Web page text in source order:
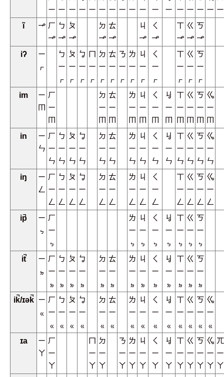
ㄧ ㄧ ㄧ ㄧ ㄧ ㄧ ㄧ ㄧ ㄧ ㄧ
ㄧ
ㄧ ㄧ ㄧ ㄧ ㄧ ㄧ
ĩ
ㆪ ㄏ
ㆪ
ㄅ
ㆪ
ㄆ
ㆪ
ㄉ
ㆪ
ㄊ
ㆪ
ㄐ
ㆪ
ㄑ
ㆪ
ㄒ
ㆪ
ㄍ
ㆪ
ㄎ
ㆪ
iʔ
ㄧ
ㆷ
ㄅ
ㄧ
ㆷ
ㄆ
ㄧ
ㆷ
ㆠ
ㄧ
ㆷ
ㄇ
ㄧ
ㆷ
ㄉ
ㄧ
ㆷ
ㄊ
ㄧ
ㆷ
ㄋ
ㄧ
ㆷ
ㄌ
ㄧ
ㆷ
ㄐ
ㄧ
ㆷ
ㄑ
ㄧ
ㆷ
ㄒ
ㄧ
ㆷ
ㄍ
ㄧ
ㆷ
ㄎ
ㄧ
ㆷ
im
ㄧ
ㆬ
ㄏ
ㄧ
ㆬ
ㄉ
ㄧ
ㆬ
ㄊ
ㄧ
ㆬ
ㄌ
ㄧ
ㆬ
ㄐ
ㄧ
ㆬ
ㄑ
ㄧ
ㆬ
ㆢ
ㄧ
ㆬ
ㄒ
ㄧ
ㆬ
ㄍ
ㄧ
ㆬ
ㄎ
ㄧ
ㆬ
ㆣ
ㄧ
ㆬ
in
ㄧ
ㄣ
ㄏ
ㄧ
ㄣ
ㄅ
ㄧ
ㄣ
ㄆ
ㄧ
ㄣ
ㆠ
ㄧ
ㄣ
ㄉ
ㄧ
ㄣ
ㄊ
ㄧ
ㄣ
ㄌ
ㄧ
ㄣ
ㄐ
ㄧ
ㄣ
ㄑ
ㄧ
ㄣ
ㆢ
ㄧ
ㄣ
ㄒ
ㄧ
ㄣ
ㄍ
ㄧ
ㄣ
ㄎ
ㄧ
ㄣ
ㆣ
ㄧ
ㄣ
iŋ
ㄧ
ㄥ
ㄏ
ㄧ
ㄥ
ㄅ
ㄧ
ㄥ
ㄆ
ㄧ
ㄥ
ㆠ
ㄧ
ㄥ
ㄉ
ㄧ
ㄥ
ㄊ
ㄧ
ㄥ
ㄌ
ㄧ
ㄥ
ㄐ
ㄧ
ㄥ
ㄑ
ㄧ
ㄥ
ㄒ
ㄧ
ㄥ
ㄍ
ㄧ
ㄥ
ㄎ
ㄧ
ㄥ
ㆣ
ㄧ
ㄥ
ip̚
ㄧ
ㆴ
ㄏ
ㄧ
ㆴ
ㄌ
ㄧ
ㆴ
ㄐ
ㄧ
ㆴ
ㄑ
ㄧ
ㆴ
ㆢ
ㄧ
ㆴ
ㄒ
ㄧ
ㆴ
ㄍ
ㄧ
ㆴ
ㄎ
ㄧ
ㆴ
it̚
ㄧ
ㆵ
ㄏ
ㄧ
ㆵ
ㄅ
ㄧ
ㆵ
ㄆ
ㄧ
ㆵ
ㆠ
ㄧ
ㆵ
ㄉ
ㄧ
ㆵ
ㄊ
ㄧ
ㆵ
ㄌ
ㄧ
ㆵ
ㄐ
ㄧ
ㆵ
ㄑ
ㄧ
ㆵ
ㆢ
ㄧ
ㆵ
ㄒ
ㄧ
ㆵ
ㄍ
ㄧ
ㆵ
ㄎ
ㄧ
ㆵ
ik̚/ɪək̚ ㄧ
ㆻ
ㄏ
ㄧ
ㆻ
ㄅ
ㄧ
ㆻ
ㄆ
ㄧ
ㆻ
ㆠ
ㄧ
ㆻ
ㄉ
ㄧ
ㆻ
ㄊ
ㄧ
ㆻ
ㄌ
ㄧ
ㆻ
ㄐ
ㄧ
ㆻ
ㄑ
ㄧ
ㆻ
ㆢ
ㄧ
ㆻ
ㄒ
ㄧ
ㆻ
ㄍ
ㄧ
ㆻ
ㄎ
ㄧ
ㆻ
ㆣ
ㄧ
ㆻ
ɪa
ㄧ
ㄚ
ㄏ
ㄧ
ㄚ
ㄇ
ㄧ
ㄚ
ㄉ
ㄧ
ㄚ
ㄋ
ㄧ
ㄚ
ㄌ
ㄧ
ㄚ
ㄐ
ㄧ
ㄚ
ㄑ
ㄧ
ㄚ
ㆢ
ㄧ
ㄚ
ㄒ
ㄧ
ㄚ
ㄍ
ㄧ
ㄚ
ㄎ
ㄧ
ㄚ
ㆣ
ㄧ
ㄚ
ㄫ
ㄧ
ㄚ